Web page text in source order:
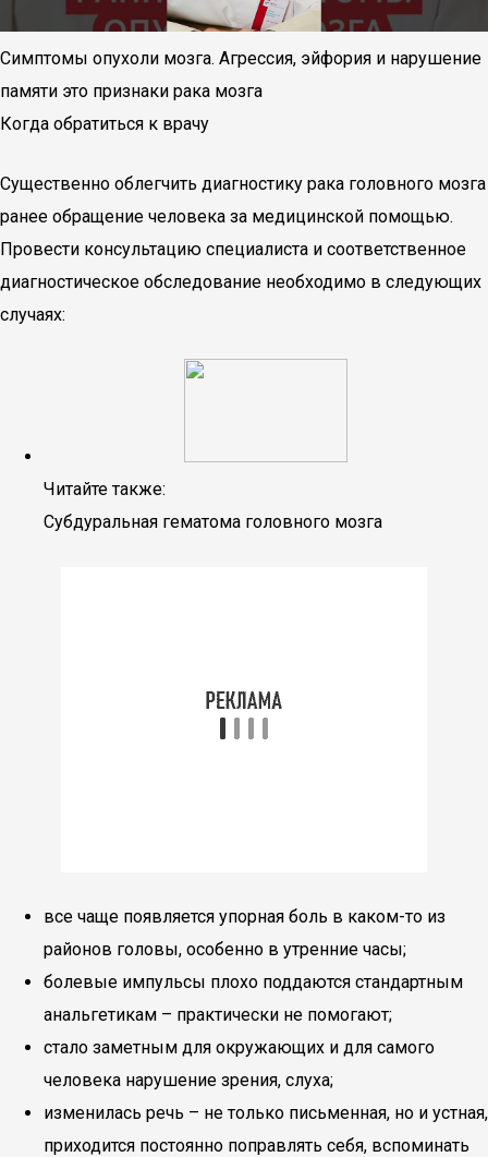
Симптомы опухоли мозга. Агрессия, эйфория и нарушение
памяти это признаки рака мозга
Когда обратиться к врачу
Существенно облегчить диагностику рака головного мозга
ранее обращение человека за медицинской помощью.
Провести консультацию специалиста и соответственное
диагностическое обследование необходимо в следующих
случаях:
Читайте также:
Субдуральная гематома головного мозга
все чаще появляется упорная боль в каком-то из
районов головы, особенно в утренние часы;
болевые импульсы плохо поддаются стандартным
анальгетикам – практически не помогают;
стало заметным для окружающих и для самого
человека нарушение зрения, слуха;
изменилась речь – не только письменная, но и устная,
приходится постоянно поправлять себя, вспоминать